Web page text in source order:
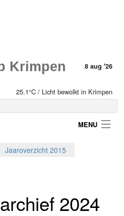
Krimpen 8 aug '26
25.1°C / Licht bewolkt in Krimpen
MENU
Jaaroverzicht 2015
2024